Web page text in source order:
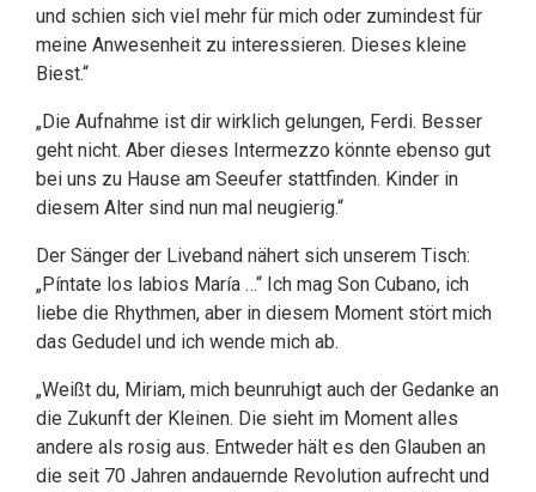
und schien sich viel mehr für mich oder zumindest für
meine Anwesenheit zu interessieren. Dieses kleine
Biest.“
„Die Aufnahme ist dir wirklich gelungen, Ferdi. Besser
geht nicht. Aber dieses Intermezzo könnte ebenso gut
bei uns zu Hause am Seeufer stattfinden. Kinder in
diesem Alter sind nun mal neugierig.“
Der Sänger der Liveband nähert sich unserem Tisch:
„Píntate los labios María …“ Ich mag Son Cubano, ich
liebe die Rhythmen, aber in diesem Moment stört mich
das Gedudel und ich wende mich ab.
„Weißt du, Miriam, mich beunruhigt auch der Gedanke an
die Zukunft der Kleinen. Die sieht im Moment alles
andere als rosig aus. Entweder hält es den Glauben an
die seit 70 Jahren andauernde Revolution aufrecht und